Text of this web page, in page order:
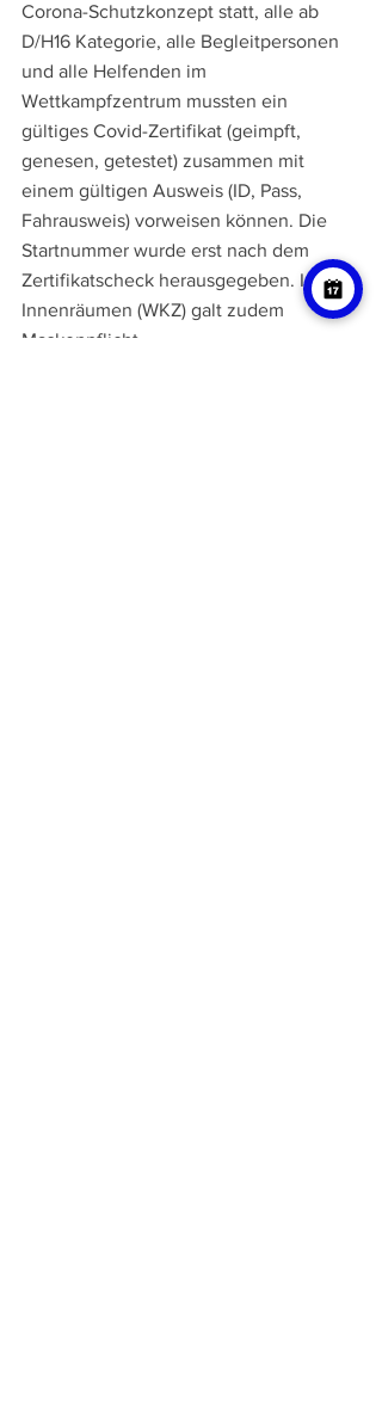
Corona-Schutzkonzept statt, alle ab
D/H16 Kategorie, alle Begleitpersonen
und alle Helfenden im
Wettkampfzentrum mussten ein
gültiges Covid-Zertifikat (geimpft,
genesen, getestet) zusammen mit
einem gültigen Ausweis (ID, Pass,
Fahrausweis) vorweisen können. Die
Startnummer wurde erst nach dem
Zertifikatscheck herausgegeben. In
Innenräumen (WKZ) galt zudem
Maskenpflicht.